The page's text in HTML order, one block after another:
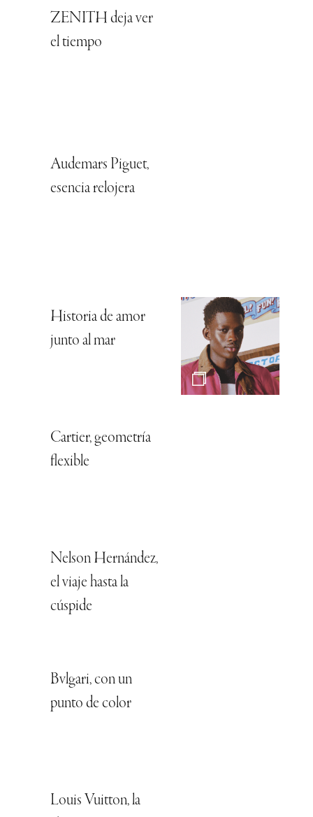
ZENITH deja ver
el tiempo
Audemars Piguet,
esencia relojera
Historia de amor
junto al mar
Cartier, geometría
flexible
Nelson Hernández,
el viaje hasta la
cúspide
Bvlgari, con un
punto de color
Louis Vuitton, la